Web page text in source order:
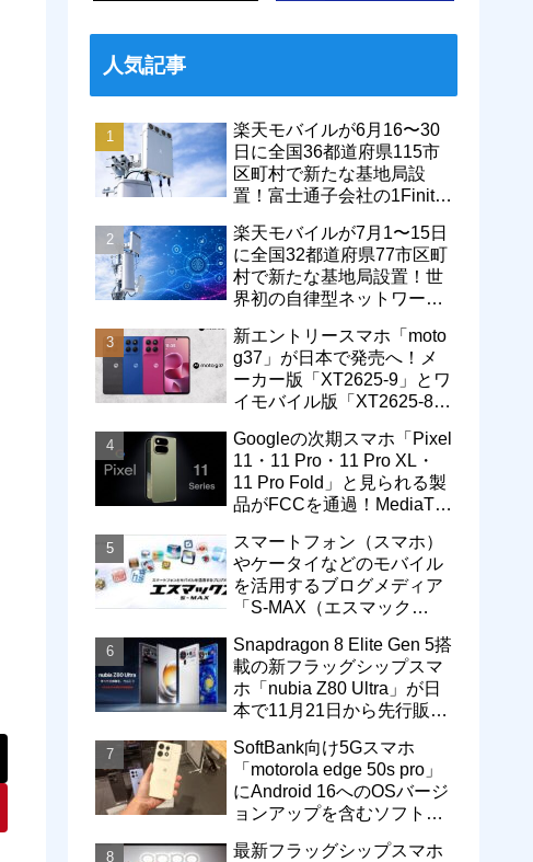
人気記事
楽天モバイルが6月16〜30
日に全国36都道府県115市
区町村で新たな基地局設
置！富士通子会社の1Finity
エリアが拡大
楽天モバイルが7月1〜15日
に全国32都道府県77市区町
村で新たな基地局設置！世
界初の自律型ネットワーク
通信品質も改善
新エントリースマホ「moto
g37」が日本で発売へ！メ
ーカー版「XT2625-9」とワ
イモバイル版「XT2625-8」
Googleの次期スマホ「Pixel
11・11 Pro・11 Pro XL・
11 Pro Fold」と見られる製
品がFCCを通過！MediaTek
スマートフォン（スマホ）
やケータイなどのモバイル
を活用するブログメディア
「S-MAX（エスマック
Snapdragon 8 Elite Gen 5搭
載の新フラッグシップスマ
ホ「nubia Z80 Ultra」が日
本で11月21日から先行販
SoftBank向け5Gスマホ
「motorola edge 50s pro」
にAndroid 16へのOSバージ
ョンアップを含むソフトウ
最新フラッグシップスマホ